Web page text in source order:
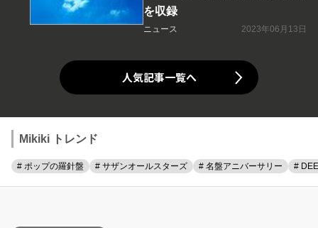
を収録
ニュース 2023年06月13日
人気記事一覧へ
Mikiki トレンド
# ポップの羅針盤 # サザンオールスターズ # 名盤アニバーサリー #